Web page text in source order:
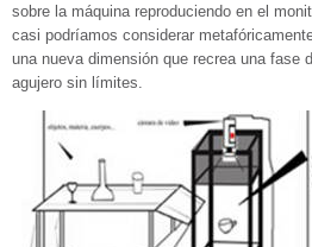
sobre la máquina reproduciendo en el
casi podríamos considerar
una nueva dimensión que recrea una fase
agujero sin límites.